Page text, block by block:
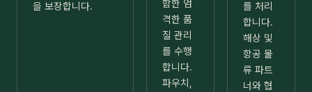
을 보장합니다.
함한 엄
격한 품
질 관리
를 수행
합니다.
파우치,
를 처리
합니다.
해상 및
항공 물
류 파트
너와 협